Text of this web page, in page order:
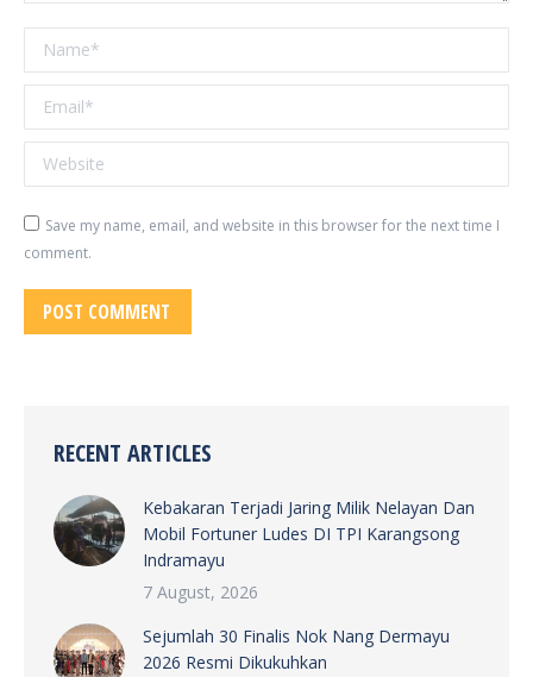
Name *
Email *
Website
Save my name, email, and website in this browser for the next time I
comment.
POST COMMENT
RECENT ARTICLES
Kebakaran Terjadi Jaring Milik Nelayan Dan
Mobil Fortuner Ludes DI TPI Karangsong
Indramayu
7 August, 2026
Sejumlah 30 Finalis Nok Nang Dermayu
2026 Resmi Dikukuhkan